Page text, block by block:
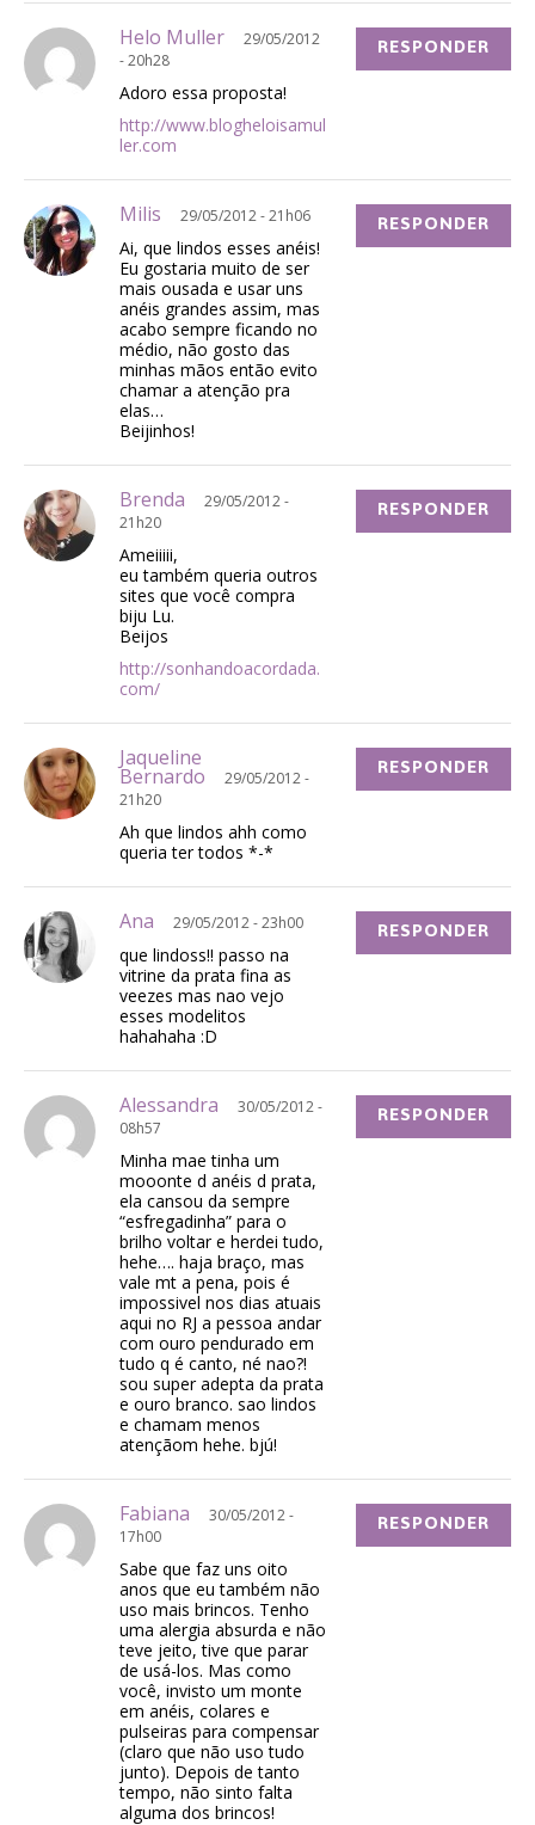
Helo Muller
29/05/2012
- 20h28
Adoro essa proposta!
http://www.blogheloisamul
ler.com
RESPONDER
Milis 29/05/2012 - 21h06
Ai, que lindos esses anéis!
Eu gostaria muito de ser
mais ousada e usar uns
anéis grandes assim, mas
acabo sempre ficando no
médio, não gosto das
minhas mãos então evito
chamar a atenção pra
elas…
Beijinhos!
RESPONDER
Brenda
29/05/2012 -
21h20
Ameiiiii,
eu também queria outros
sites que você compra
biju Lu.
Beijos
http://sonhandoacordada.
com/
RESPONDER
Jaqueline
Bernardo
29/05/2012 -
21h20
Ah que lindos ahh como
queria ter todos *-*
RESPONDER
Ana 29/05/2012 - 23h00
que lindoss!! passo na
vitrine da prata fina as
veezes mas nao vejo
esses modelitos
hahahaha :D
RESPONDER
Alessandra
30/05/2012 -
08h57
Minha mae tinha um
mooonte d anéis d prata,
ela cansou da sempre
“esfregadinha” para o
brilho voltar e herdei tudo,
hehe…. haja braço, mas
vale mt a pena, pois é
impossivel nos dias atuais
aqui no RJ a pessoa andar
com ouro pendurado em
tudo q é canto, né nao?!
sou super adepta da prata
e ouro branco. sao lindos
e chamam menos
atençãom hehe. bjú!
RESPONDER
Fabiana
30/05/2012 -
17h00
Sabe que faz uns oito
anos que eu também não
uso mais brincos. Tenho
uma alergia absurda e não
teve jeito, tive que parar
de usá-los. Mas como
você, invisto um monte
em anéis, colares e
pulseiras para compensar
(claro que não uso tudo
junto). Depois de tanto
tempo, não sinto falta
alguma dos brincos!
RESPONDER